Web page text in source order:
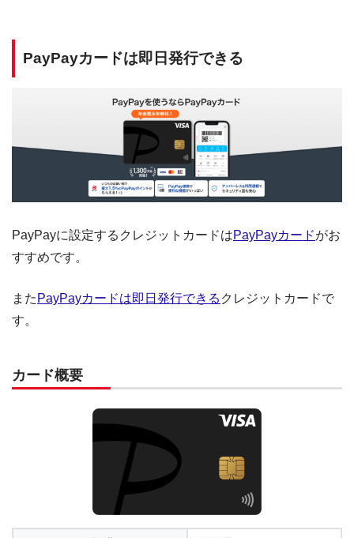
PayPayカードは即日発行できる
PayPayに設定するクレジットカードはPayPayカードがお
すすめです。
また PayPayカードは即日発行できる クレジットカードで
す。
カード概要